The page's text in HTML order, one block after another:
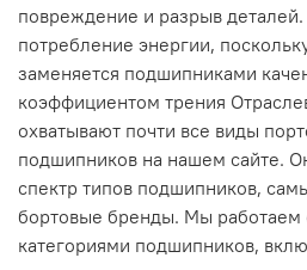
повреждение и разрыв
потребление энергии,
заменяется подшипниками
коэффициентом трения
охватывают почти все виды
подшипников на нашем сайте.
спектр типов подшипников,
бортовые бренды. Мы работаем
категориями подшипников,